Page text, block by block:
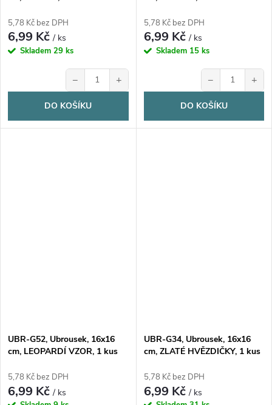
5,78 Kč bez DPH
6,99 Kč/ ks
Skladem 29 ks
− +
DO KOŠÍKU
5,78 Kč bez DPH
6,99 Kč/ ks
Skladem 15 ks
− +
DO KOŠÍKU
UBR-G52, Ubrousek, 16x16
cm, LEOPARDÍ VZOR, 1 kus
5,78 Kč bez DPH
6,99 Kč/ ks
UBR-G34, Ubrousek, 16x16
cm, ZLATÉ HVĚZDIČKY, 1 kus
5,78 Kč bez DPH
6,99 Kč/ ks